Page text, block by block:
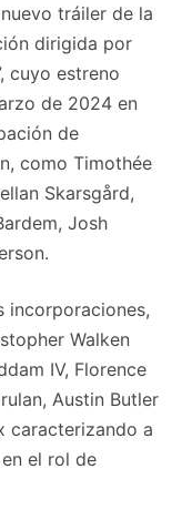
tráiler de la
dirigida por
cuyo estreno
de 2024 en
de
como Timothée
Skarsgård,
Josh
incorporaciones,
Walken
IV, Florence
Austin Butler
caracterizando a
el rol de